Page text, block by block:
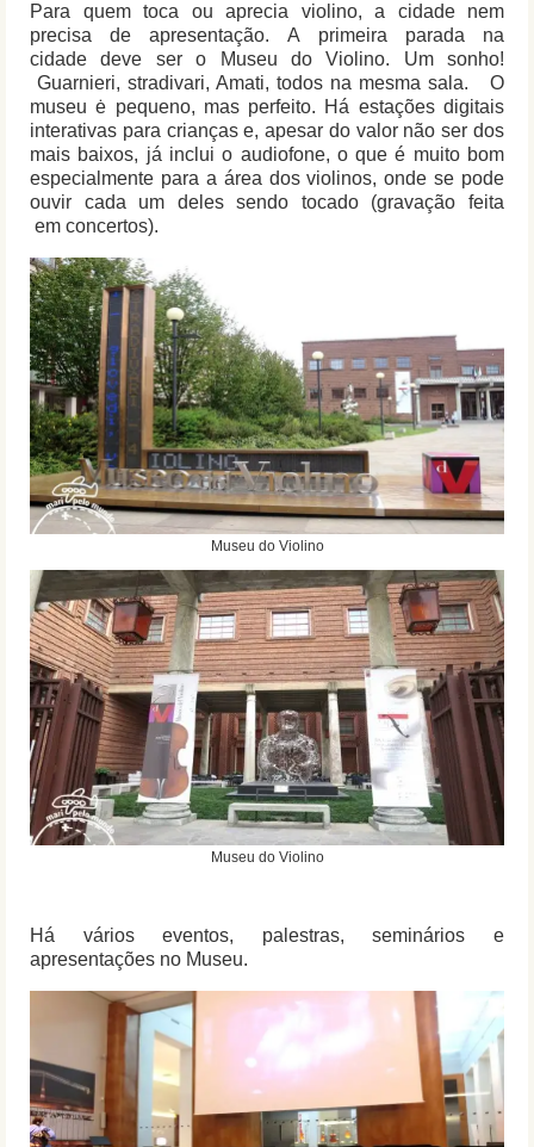
Para quem toca ou aprecia violino, a cidade nem
precisa de apresentação. A primeira parada na
cidade deve ser o Museu do Violino. Um sonho!
Guarnieri, stradivari, Amati, todos na mesma sala. O
museu ė pequeno, mas perfeito. Há estações digitais
interativas para crianças e, apesar do valor não ser dos
mais baixos, já inclui o audiofone, o que é muito bom
especialmente para a área dos violinos, onde se pode
ouvir cada um deles sendo tocado (gravação feita
em concertos).
Museu do Violino
Museu do Violino
Há vários eventos, palestras, seminários e
apresentações no Museu.